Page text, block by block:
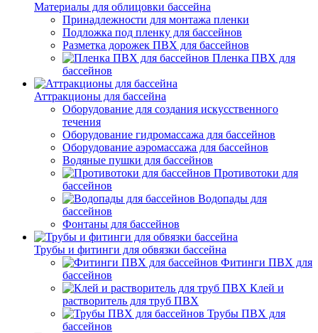
Материалы для облицовки бассейна
Принадлежности для монтажа пленки
Подложка под пленку для бассейнов
Разметка дорожек ПВХ для бассейнов
Пленка ПВХ для
бассейнов
Аттракционы для бассейна
Оборудование для создания искусственного
течения
Оборудование гидромассажа для бассейнов
Оборудование аэромассажа для бассейнов
Водяные пушки для бассейнов
Противотоки для
бассейнов
Водопады для
бассейнов
Фонтаны для бассейнов
Трубы и фитинги для обвязки бассейна
Фитинги ПВХ для
бассейнов
Клей и
растворитель для труб ПВХ
Трубы ПВХ для
бассейнов